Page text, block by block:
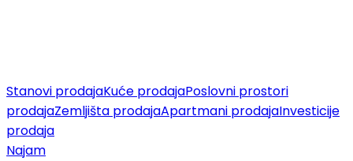
Stanovi prodajaKuće prodajaPoslovni prostori
prodajaZemljišta prodajaApartmani prodajaInvesticije
prodaja
Najam